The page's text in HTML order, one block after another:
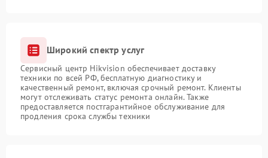
Широкий спектр услуг
Сервисный центр Hikvision обеспечивает доставку
техники по всей РФ, бесплатную диагностику и
качественный ремонт, включая срочный ремонт. Клиенты
могут отслеживать статус ремонта онлайн. Также
предоставляется постгарантийное обслуживание для
продления срока службы техники